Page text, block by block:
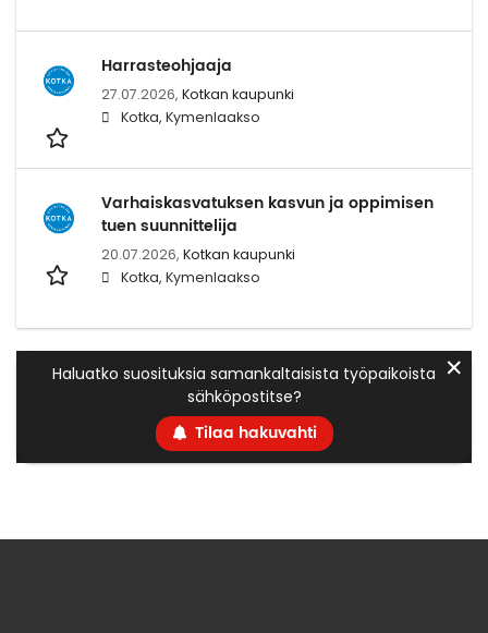
Harrasteohjaaja
27.07.2026, Kotkan kaupunki
Kotka, Kymenlaakso
Varhaiskasvatuksen kasvun ja oppimisen
tuen suunnittelija
20.07.2026, Kotkan kaupunki
Kotka, Kymenlaakso
Haluatko suosituksia samankaltaisista työpaikoista
sähköpostitse?
Tilaa hakuvahti
✕